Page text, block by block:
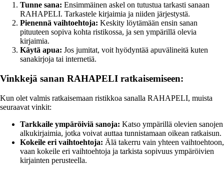
Tunne sana: Ensimmäinen askel on tutustua tarkasti sanaan
RAHAPELI. Tarkastele kirjaimia ja niiden järjestystä.
Pienennä vaihtoehtoja: Keskity löytämään ensin sanan
pituuteen sopiva kohta ristikossa, ja sen ympärillä olevia
kirjaimia.
Käytä apua: Jos jumitat, voit hyödyntää apuvälineitä kuten
sanakirjoja tai internetiä.
Vinkkejä sanan RAHAPELI ratkaisemiseen:
Kun olet valmis ratkaisemaan ristikkoa sanalla RAHAPELI, muista
seuraavat vinkit:
Tarkkaile ympäröiviä sanoja: Katso ympärillä olevien sanojen
alkukirjaimia, jotka voivat auttaa tunnistamaan oikean ratkaisun.
Kokeile eri vaihtoehtoja: Älä takerru vain yhteen vaihtoehtoon,
vaan kokeile eri vaihtoehtoja ja tarkista sopivuus ympäröivien
kirjainten perusteella.